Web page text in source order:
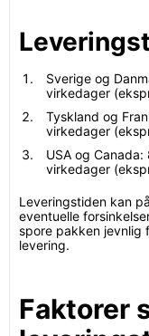
Sverige og
virkedager
Tyskland og
virkedager
USA og
virkedager
Leveringstiden kan
eventuelle
spore pakken jevnlig
levering.
Faktorer